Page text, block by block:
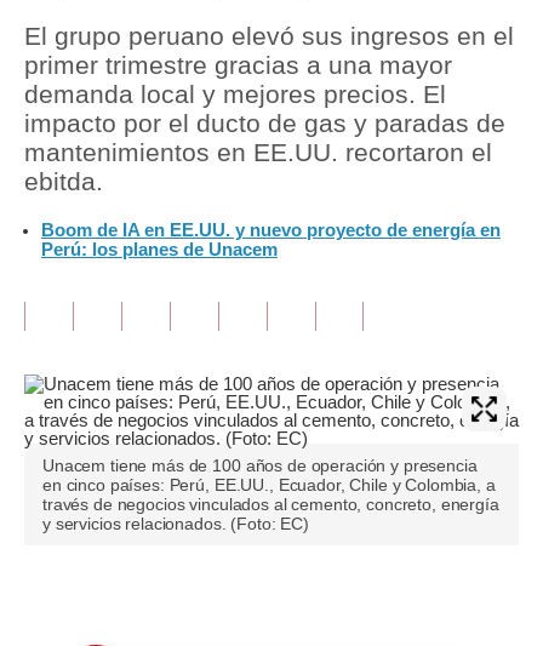
Política
Tu Dinero
Finanzas Personales
Plus G
Opinión
Pregunta de hoy
Blogs
Tendencias
El grupo peruano elevó sus ingresos en el
primer trimestre gracias a una mayor
demanda local y mejores precios. El
impacto por el ducto de gas y paradas de
mantenimientos en EE.UU. recortaron el
ebitda.
Boom de IA en EE.UU. y nuevo proyecto de energía en
Perú: los planes de Unacem
Unacem tiene más de 100 años de operación y presencia
en cinco países: Perú, EE.UU., Ecuador, Chile y Colombia, a
través de negocios vinculados al cemento, concreto, energía
y servicios relacionados. (Foto: EC)